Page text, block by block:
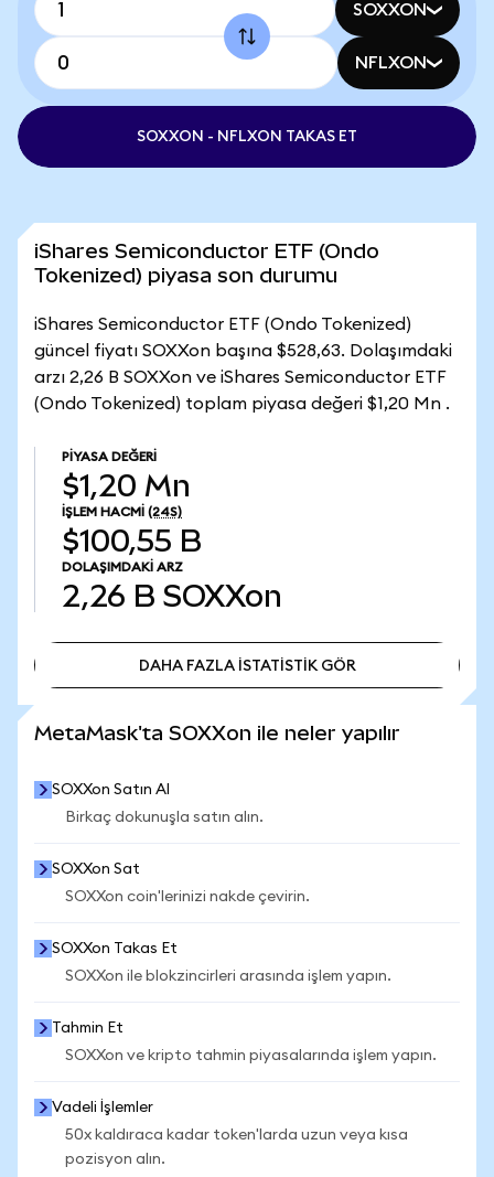
SOXXON
NFLXON
SOXXON - NFLXON TAKAS ET
iShares Semiconductor ETF (Ondo
Tokenized) piyasa son durumu
iShares Semiconductor ETF (Ondo Tokenized)
güncel fiyatı SOXXon başına $528,63. Dolaşımdaki
arzı 2,26 B SOXXon ve iShares Semiconductor ETF
(Ondo Tokenized) toplam piyasa değeri $1,20 Mn .
PIYASA DEĞERI
$1,20 Mn
İŞLEM HACMI (24S)
$100,55 B
DOLAŞIMDAKI ARZ
2,26 B SOXXon
DAHA FAZLA İSTATİSTİK GÖR
MetaMask'ta SOXXon ile neler yapılır
SOXXon Satın Al
Birkaç dokunuşla satın alın.
SOXXon Sat
SOXXon coin'lerinizi nakde çevirin.
SOXXon Takas Et
SOXXon ile blokzincirleri arasında işlem yapın.
Tahmin Et
SOXXon ve kripto tahmin piyasalarında işlem yapın.
Vadeli İşlemler
50x kaldıraca kadar token'larda uzun veya kısa
pozisyon alın.